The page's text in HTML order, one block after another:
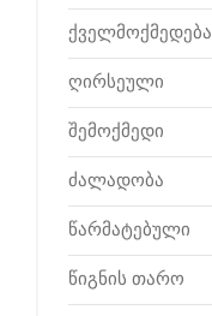
ქველმოქმედება
ღირსეული
შემოქმედი
ძალადობა
წარმატებული
წიგნის თარო